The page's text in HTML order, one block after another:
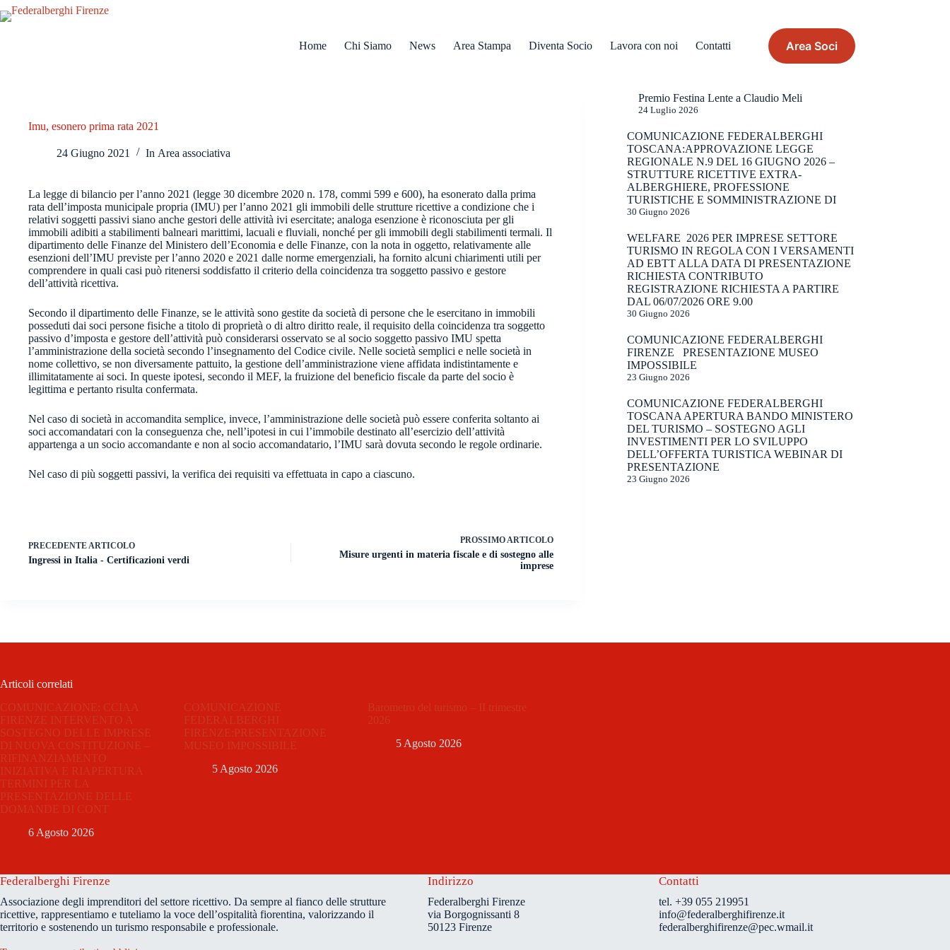
Salta
al
Home
Chi Siamo News Area Stampa Diventa Socio Lavora con noi Contatti Area Soci
Imu, esonero prima rata 2021
24 Giugno 2021 In Area associativa
La legge di bilancio per l’anno 2021 (legge 30 dicembre 2020 n. 178, commi 599 e 600), ha esonerato dalla prima
rata dell’imposta municipale propria (IMU) per l’anno 2021 gli immobili delle strutture ricettive a condizione che i
relativi soggetti passivi siano anche gestori delle attività ivi esercitate; analoga esenzione è riconosciuta per gli
immobili adibiti a stabilimenti balneari marittimi, lacuali e fluviali, nonché per gli immobili degli stabilimenti termali. Il
dipartimento delle Finanze del Ministero dell’Economia e delle Finanze, con la nota in oggetto, relativamente alle
esenzioni dell’IMU previste per l’anno 2020 e 2021 dalle norme emergenziali, ha fornito alcuni chiarimenti utili per
comprendere in quali casi può ritenersi soddisfatto il criterio della coincidenza tra soggetto passivo e gestore
dell’attività ricettiva.
Secondo il dipartimento delle Finanze, se le attività sono gestite da società di persone che le esercitano in immobili
posseduti dai soci persone fisiche a titolo di proprietà o di altro diritto reale, il requisito della coincidenza tra soggetto
passivo d’imposta e gestore dell’attività può considerarsi osservato se al socio soggetto passivo IMU spetta
l’amministrazione della società secondo l’insegnamento del Codice civile. Nelle società semplici e nelle società in
nome collettivo, se non diversamente pattuito, la gestione dell’amministrazione viene affidata indistintamente e
illimitatamente ai soci. In queste ipotesi, secondo il MEF, la fruizione del beneficio fiscale da parte del socio è
legittima e pertanto risulta confermata.
Nel caso di società in accomandita semplice, invece, l’amministrazione delle società può essere conferita soltanto ai
soci accomandatari con la conseguenza che, nell’ipotesi in cui l’immobile destinato all’esercizio dell’attività
appartenga a un socio accomandante e non al socio accomandatario, l’IMU sarà dovuta secondo le regole ordinarie.
Nel caso di più soggetti passivi, la verifica dei requisiti va effettuata in capo a ciascuno.
PRECEDENTEARTICOLO
Ingressi in Italia - Certificazioni verdi
PROSSIMOARTICOLO
Misure urgenti in materia fiscale e di sostegno alle
imprese
Premio Festina Lente a Claudio Meli
24 Luglio 2026
COMUNICAZIONE FEDERALBERGHI
TOSCANA:APPROVAZIONE LEGGE
REGIONALE N.9 DEL 16 GIUGNO 2026 –
STRUTTURE RICETTIVE EXTRA-
ALBERGHIERE, PROFESSIONE
TURISTICHE E SOMMINISTRAZIONE DI
30 Giugno 2026
WELFARE 2026 PER IMPRESE SETTORE
TURISMO IN REGOLA CON I VERSAMENTI
AD EBTT ALLA DATA DI PRESENTAZIONE
RICHIESTA CONTRIBUTO
REGISTRAZIONE RICHIESTA A PARTIRE
DAL 06/07/2026 ORE 9.00
30 Giugno 2026
COMUNICAZIONE FEDERALBERGHI
FIRENZE PRESENTAZIONE MUSEO
IMPOSSIBILE
23 Giugno 2026
COMUNICAZIONE FEDERALBERGHI
TOSCANA APERTURA BANDO MINISTERO
DEL TURISMO – SOSTEGNO AGLI
INVESTIMENTI PER LO SVILUPPO
DELL’OFFERTA TURISTICA WEBINAR DI
PRESENTAZIONE
23 Giugno 2026
Articoli correlati
COMUNICAZIONE: CCIAA
FIRENZE INTERVENTO A
SOSTEGNO DELLE IMPRESE
DI NUOVA COSTITUZIONE –
RIFINANZIAMENTO
INIZIATIVA E RIAPERTURA
TERMINI PER LA
PRESENTAZIONE DELLE
DOMANDE DI CONT
6 Agosto 2026
COMUNICAZIONE
FEDERALBERGHI
FIRENZE:PRESENTAZIONE
MUSEO IMPOSSIBILE
5 Agosto 2026
Barometro del turismo – II trimestre
2026
5 Agosto 2026
Federalberghi Firenze
Associazione degli imprenditori del settore ricettivo. Da sempre al fianco delle strutture
ricettive, rappresentiamo e tuteliamo la voce dell’ospitalità fiorentina, valorizzando il
territorio e sostenendo un turismo responsabile e professionale.
Indirizzo
Federalberghi Firenze
via Borgognissanti 8
50123 Firenze
Contatti
tel. +39 055 219951
info@federalberghifirenze.it
federalberghifirenze@pec.wmail.it